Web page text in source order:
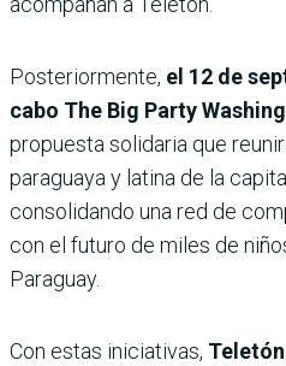
Posteriormente, el 12 de
cabo The Big Party
propuesta solidaria que
paraguaya y latina de la
consolidando una red de
con el futuro de miles de
Paraguay.
Con estas iniciativas,